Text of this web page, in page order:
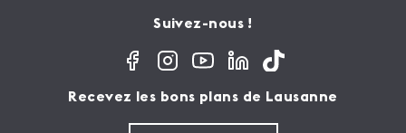
Suivez-nous !
Recevez les bons plans de Lausanne